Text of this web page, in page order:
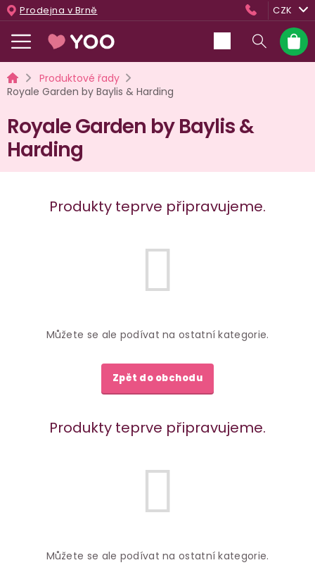
Přejít
na
obsah
Prodejna v Brně CZK
košík
DomůProduktové řady
Royale Garden by Baylis & Harding
Royale Garden by Baylis &
Harding
Produkty teprve připravujeme.
Můžete se ale podívat na ostatní kategorie.
Zpět do obchodu
Produkty teprve připravujeme.
Můžete se ale podívat na ostatní kategorie.